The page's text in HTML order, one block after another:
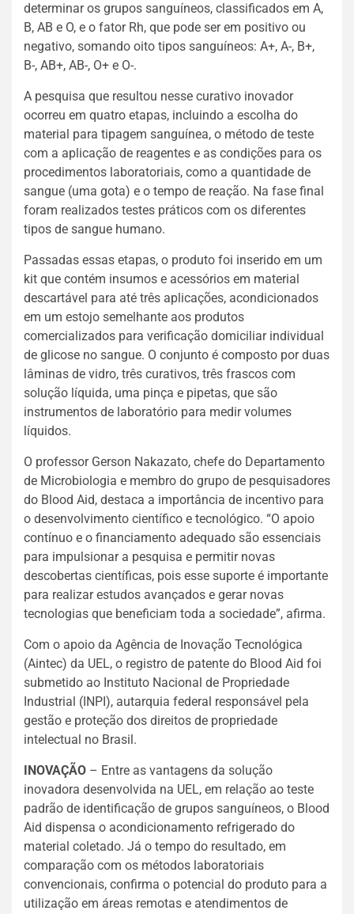
determinar os grupos sanguíneos, classificados em A,
B, AB e O, e o fator Rh, que pode ser em positivo ou
negativo, somando oito tipos sanguíneos: A+, A-, B+,
B-, AB+, AB-, O+ e O-.
A pesquisa que resultou nesse curativo inovador
ocorreu em quatro etapas, incluindo a escolha do
material para tipagem sanguínea, o método de teste
com a aplicação de reagentes e as condições para os
procedimentos laboratoriais, como a quantidade de
sangue (uma gota) e o tempo de reação. Na fase final
foram realizados testes práticos com os diferentes
tipos de sangue humano.
Passadas essas etapas, o produto foi inserido em um
kit que contém insumos e acessórios em material
descartável para até três aplicações, acondicionados
em um estojo semelhante aos produtos
comercializados para verificação domiciliar individual
de glicose no sangue. O conjunto é composto por duas
lâminas de vidro, três curativos, três frascos com
solução líquida, uma pinça e pipetas, que são
instrumentos de laboratório para medir volumes
líquidos.
O professor Gerson Nakazato, chefe do Departamento
de Microbiologia e membro do grupo de pesquisadores
do Blood Aid, destaca a importância de incentivo para
o desenvolvimento científico e tecnológico. “O apoio
contínuo e o financiamento adequado são essenciais
para impulsionar a pesquisa e permitir novas
descobertas científicas, pois esse suporte é importante
para realizar estudos avançados e gerar novas
tecnologias que beneficiam toda a sociedade”, afirma.
Com o apoio da Agência de Inovação Tecnológica
(Aintec) da UEL, o registro de patente do Blood Aid foi
submetido ao Instituto Nacional de Propriedade
Industrial (INPI), autarquia federal responsável pela
gestão e proteção dos direitos de propriedade
intelectual no Brasil.
INOVAÇÃO – Entre as vantagens da solução
inovadora desenvolvida na UEL, em relação ao teste
padrão de identificação de grupos sanguíneos, o Blood
Aid dispensa o acondicionamento refrigerado do
material coletado. Já o tempo do resultado, em
comparação com os métodos laboratoriais
convencionais, confirma o potencial do produto para a
utilização em áreas remotas e atendimentos de